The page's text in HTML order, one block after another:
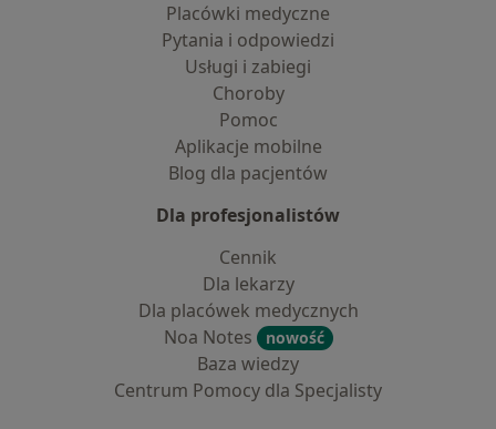
Placówki medyczne
Pytania i odpowiedzi
Usługi i zabiegi
Choroby
Pomoc
Aplikacje mobilne
Blog dla pacjentów
Dla profesjonalistów
Cennik
Dla lekarzy
Dla placówek medycznych
Noa Notes
nowość
Baza wiedzy
Centrum Pomocy dla Specjalisty